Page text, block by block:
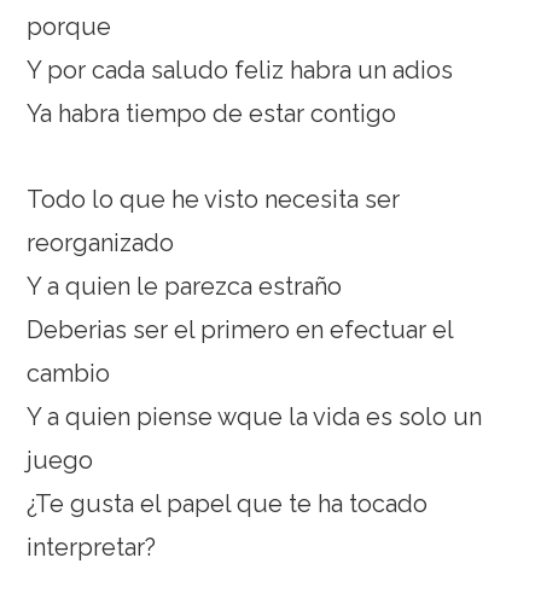
porque
Y por cada saludo feliz habra un adios
Ya habra tiempo de estar contigo
Todo lo que he visto necesita ser
reorganizado
Y a quien le parezca estraño
Deberias ser el primero en efectuar el
cambio
Y a quien piense wque la vida es solo un
juego
¿Te gusta el papel que te ha tocado
interpretar?